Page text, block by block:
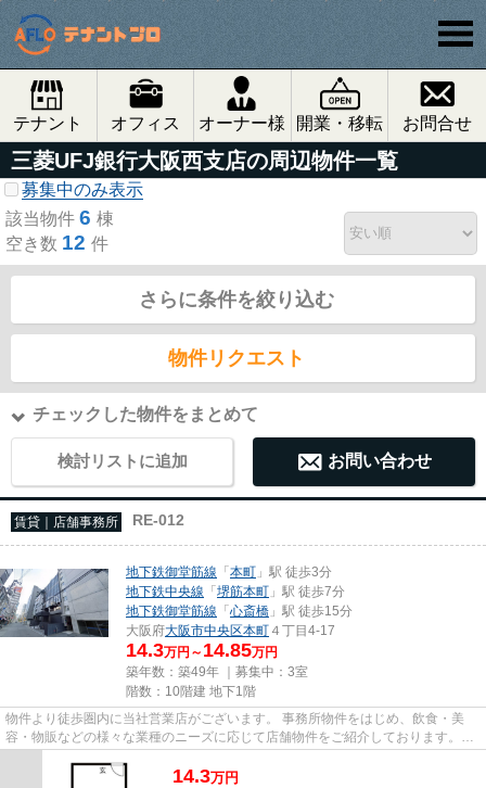
テナント オフィス オーナー様 開業・移転 お問合せ
三菱UFJ銀行大阪西支店の周辺物件一覧
募集中のみ表示
該当物件 6 棟
空き数 12 件
さらに条件を絞り込む
物件リクエスト
チェックした物件をまとめて
検討リストに追加 お問い合わせ
賃貸｜店舗事務所 RE-012
地下鉄御堂筋線 「本町 」駅 徒歩3分
地下鉄中央線 「堺筋本町 」駅 徒歩7分
地下鉄御堂筋線 「心斎橋 」駅 徒歩15分
大阪府大阪市中央区本町 ４丁目4-17
14.3万円～ 14.85万円
築年数：築49年 ｜募集中： 3室
階数：10階建 地下1階
物件より徒歩圏内に当社営業店がございます。 事務所物件をはじめ、飲食・美
容・物販などの様々な業種のニーズに応じて店舗物件をご紹介しております。
尚、弊社ではおとり広告は一切...
14.3万円